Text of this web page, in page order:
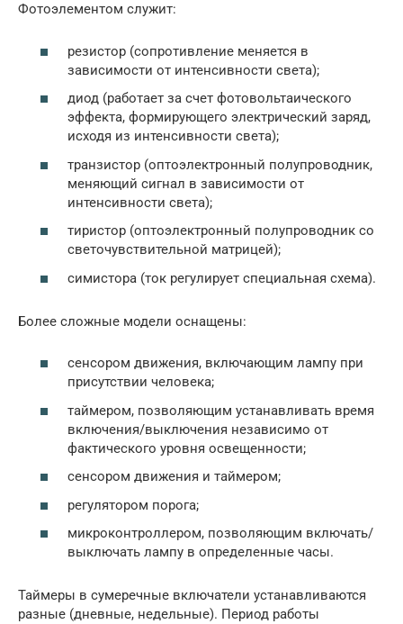
Фотоэлементом служит:
резистор (сопротивление меняется в
зависимости от интенсивности света);
диод (работает за счет фотовольтаического
эффекта, формирующего электрический заряд,
исходя из интенсивности света);
транзистор (оптоэлектронный полупроводник,
меняющий сигнал в зависимости от
интенсивности света);
тиристор (оптоэлектронный полупроводник со
светочувствительной матрицей);
симистора (ток регулирует специальная схема).
Более сложные модели оснащены:
сенсором движения, включающим лампу при
присутствии человека;
таймером, позволяющим устанавливать время
включения/выключения независимо от
фактического уровня освещенности;
сенсором движения и таймером;
регулятором порога;
микроконтроллером, позволяющим включать/
выключать лампу в определенные часы.
Таймеры в сумеречные включатели устанавливаются
разные (дневные, недельные). Период работы